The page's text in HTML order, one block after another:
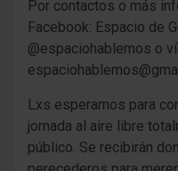
Por contactos o más
Facebook: Espacio de
@espaciohablemos o
Lxs esperamos para
jornada al aire libre
público. Se recibirán